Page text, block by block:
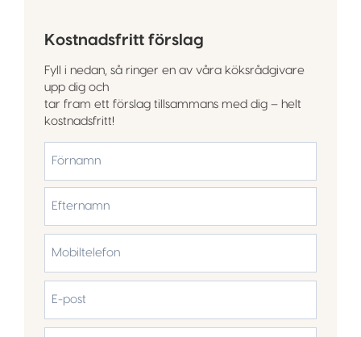
Kostnadsfritt förslag
Fyll i nedan, så ringer en av våra köksrådgivare
upp dig och
tar fram ett förslag tillsammans med dig – helt
kostnadsfritt!
Förnamn
Efternamn
post